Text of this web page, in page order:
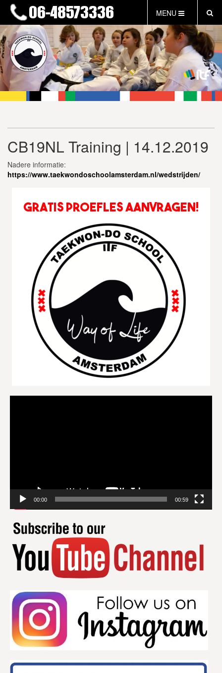
MENU
HOME
NIEUWS
LESTIJDEN & TARIEVEN
INFORMATIE
WAT IS TAEKWON-DO?
FAQ
INLOG LEDEN
GRATIS PROEFLES
CB19NL Training | 14.12.2019
Nadere informatie:
https://www.taekwondoschoolamsterdam.nl/wedstrijden/
00:00 00:59